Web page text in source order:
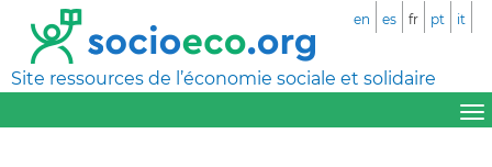
Site ressources de l’économie sociale et solidaire
en es fr pt it